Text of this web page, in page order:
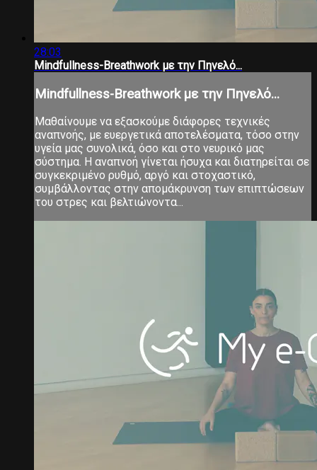
28:03
Mindfullness-Breathwork με την Πηνελό...
Mindfullness-Breathwork με την Πηνελό...
Μαθαίνουμε να εξασκούμε διάφορες τεχνικές
αναπνοής, με ευεργετικά αποτελέσματα, τόσο στην
υγεία μας συνολικά, όσο και στο νευρικό μας
σύστημα. Η αναπνοή γίνεται ήσυχα και διατηρείται σε
συγκεκριμένο ρυθμό, αργό και στοχαστικό,
συμβάλλοντας στην απομάκρυνση των επιπτώσεων
του στρες και βελτιώνοντα...